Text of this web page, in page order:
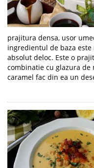
prajitura densa, usor
ingredientul de baza
absolut deloc. Este o
combinatie cu glazura de
caramel fac din ea un